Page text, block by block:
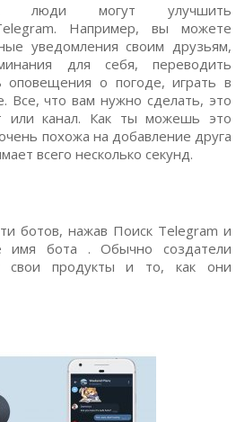
люди могут улучшить
Например, вы можете
уведомления своим друзьям,
для себя, переводить
оповещения о погоде, играть в
Все, что вам нужно сделать, это
или канал. Как ты можешь это
похожа на добавление друга
всего несколько секунд.
ботов, нажав Поиск Telegram и
имя бота . Обычно создатели
свои продукты и то, как они